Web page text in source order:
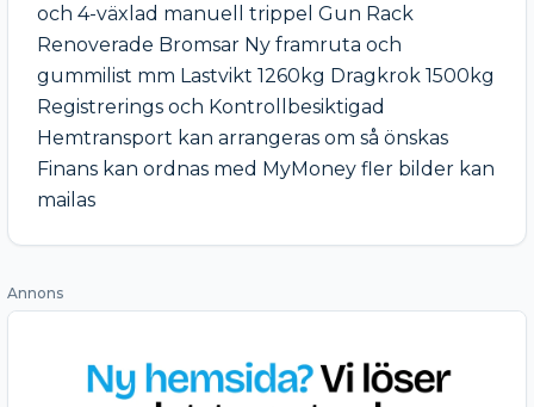
och 4-växlad manuell trippel Gun Rack
Renoverade Bromsar Ny framruta och
gummilist mm Lastvikt 1260kg Dragkrok 1500kg
Registrerings och Kontrollbesiktigad
Hemtransport kan arrangeras om så önskas
Finans kan ordnas med MyMoney fler bilder kan
mailas
Annons